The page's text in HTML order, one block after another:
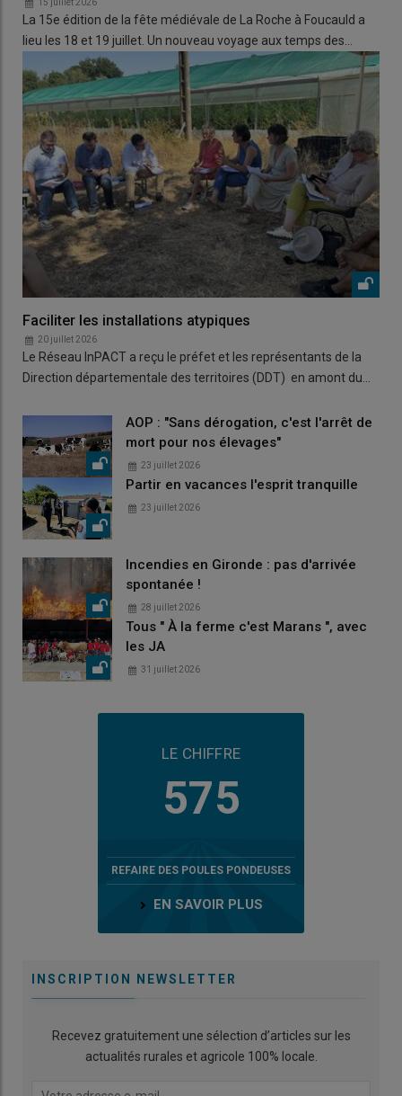
15 juillet 2026
La 15e édition de la fête médiévale de La Roche à Foucauld a
lieu les 18 et 19 juillet. Un nouveau voyage aux temps des…
Faciliter les installations atypiques
20 juillet 2026
Le Réseau InPACT a reçu le préfet et les représentants de la
Direction départementale des territoires (DDT) en amont du…
AOP : "Sans dérogation, c'est l'arrêt de
mort pour nos élevages"
23 juillet 2026
Partir en vacances l'esprit tranquille
23 juillet 2026
Incendies en Gironde : pas d'arrivée
spontanée !
28 juillet 2026
Tous " À la ferme c'est Marans ", avec
les JA
31 juillet 2026
LE CHIFFRE
575
REFAIRE DES POULES PONDEUSES
EN SAVOIR PLUS
INSCRIPTION NEWSLETTER
Recevez gratuitement une sélection d’articles sur les
actualités rurales et agricole 100% locale.